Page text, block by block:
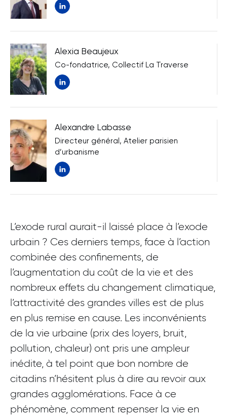
Nouvelle fenêtre
Alexia Beaujeux
Co-fondatrice, Collectif La Traverse
Nouvelle fenêtre
Alexandre Labasse
Directeur général, Atelier parisien
d’urbanisme
Nouvelle fenêtre
L’exode rural aurait-il laissé place à l’exode
urbain ? Ces derniers temps, face à l’action
combinée des confinements, de
l’augmentation du coût de la vie et des
nombreux effets du changement climatique,
l’attractivité des grandes villes est de plus
en plus remise en cause. Les inconvénients
de la vie urbaine (prix des loyers, bruit,
pollution, chaleur) ont pris une ampleur
inédite, à tel point que bon nombre de
citadins n’hésitent plus à dire au revoir aux
grandes agglomérations. Face à ce
phénomène, comment repenser la vie en